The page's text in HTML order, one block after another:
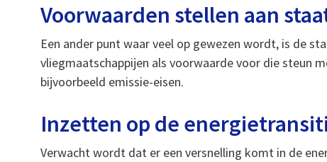
Voorwaarden stellen aan
Een ander punt waar veel op gewezen wordt, is de
vliegmaatschappijen als voorwaarde voor die steun
bijvoorbeeld emissie-eisen.
Inzetten op de
Verwacht wordt dat er een versnelling komt in de